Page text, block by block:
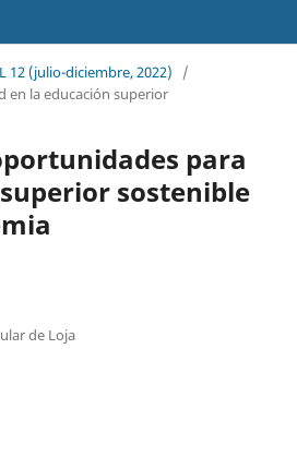
12 (julio-diciembre, 2022)
/
en la educación superior
para
sostenible
de Loja